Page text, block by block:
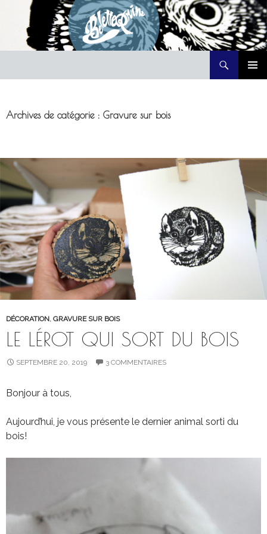
Archives de catégorie : Gravure sur bois
DÉCORATION, GRAVURE SUR BOIS
LE LÉROT QUI SORT DU BOIS
SEPTEMBRE 20, 2019 3 COMMENTAIRES
Bonjour à tous,
Aujourd’hui, je vous présente le dernier animal sorti du
bois!